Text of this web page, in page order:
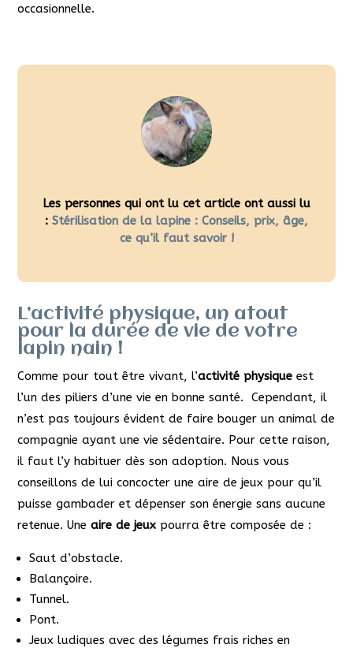
occasionnelle.
Les personnes qui ont lu cet article ont aussi lu
: Stérilisation de la lapine : Conseils, prix, âge,
ce qu’il faut savoir !
L’activité physique, un atout
pour la durée de vie de votre
lapin nain !
Comme pour tout être vivant, l’activité physique est
l’un des piliers d’une vie en bonne santé. Cependant, il
n’est pas toujours évident de faire bouger un animal de
compagnie ayant une vie sédentaire. Pour cette raison,
il faut l’y habituer dès son adoption. Nous vous
conseillons de lui concocter une aire de jeux pour qu’il
puisse gambader et dépenser son énergie sans aucune
retenue. Une aire de jeux pourra être composée de :
Saut d’obstacle.
Balançoire.
Tunnel.
Pont.
Jeux ludiques avec des légumes frais riches en